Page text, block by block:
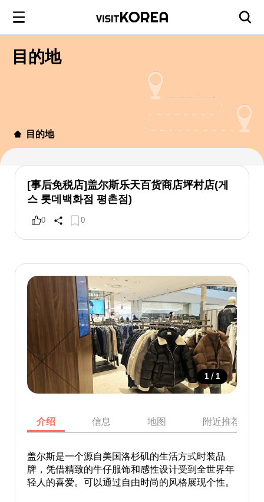
目的地
目的地
[事后免税店]盖尔斯乐天百货商店坪村店(게
스 롯데백화점 평촌점)
0 0
1 / 1
介绍 信息 地图 附近推荐景点
盖尔斯是一个源自美国洛杉矶的生活方式时装品
牌，凭借精致的牛仔服饰和感性设计受到全世界年
轻人的喜爱。可以通过自由时尚的风格展现个性。